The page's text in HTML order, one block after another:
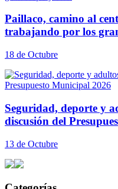
Paillaco, camino al
trabajando por los
18 de Octubre
Seguridad, deporte y
discusión del
13 de Octubre